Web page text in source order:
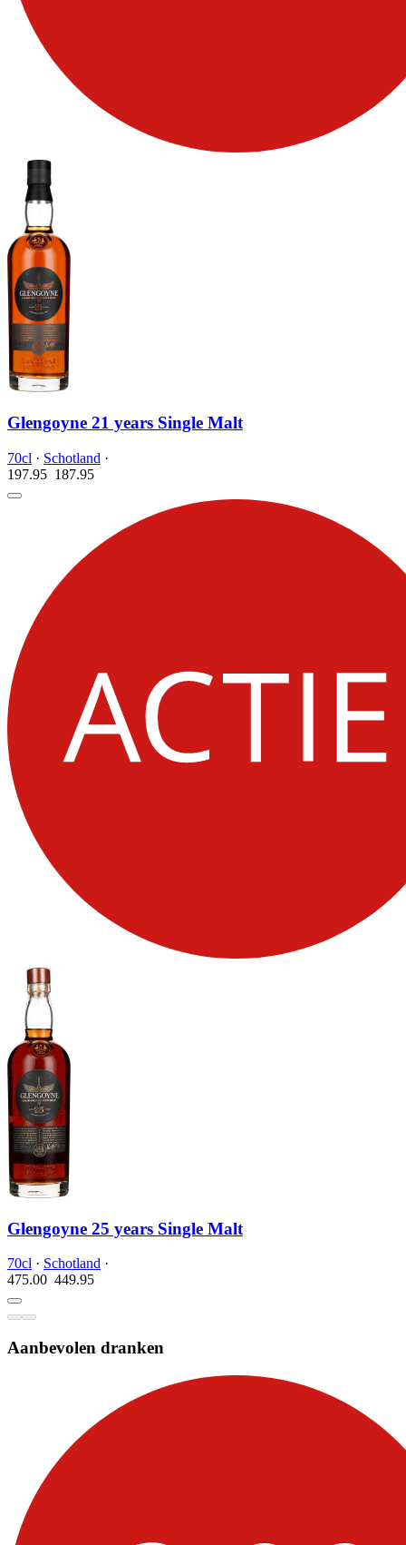
Glengoyne 21 years Single Malt
70cl · Schotland ·
197.95 187.95
Glengoyne 25 years Single Malt
70cl · Schotland ·
475.00 449.95
Aanbevolen dranken